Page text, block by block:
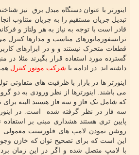
اینورتر با عنوان دستگاه مبدل برق نیز
تبدیل جریان مستقیم را به جریان متناوب
قادر است با توجه به نیاز به هر ولتاژ و
ترانسفورماتورهای مناسب و مدارها کنترل
قطعات متحرک نیستند و و در ابزارهای
گسترده مورد استفاده قرار بگیرند مثلا در
داشته اند. در ادامه با شرکت موتور کنترل
اینورتر ها در بازار با ظرفیت های متفاوتی
می باشند. اینورترها از نظر ورودی به دو
که شامل تک فاز و سه فاز هستند البته برای
سه فاز در نظر گرفته شده است. در
پایین تری هستند هشداری مبنی بر استفاده
روشن نمودن لامپ های فلورسنت معمولی
این است که برای تصحیح توان که خازن
با لامپ متصل شده و اگر در این زمان